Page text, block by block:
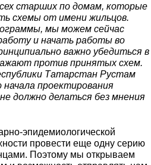
старших по домам, которые
схемы от имени жильцов.
мы можем сейчас
и начать работы во
важно убедиться в
против принятых схем.
Татарстан Рустам
начала проектирования
должно делаться без мнения
эпидемиологической
провести еще одну серию
Поэтому мы открываем